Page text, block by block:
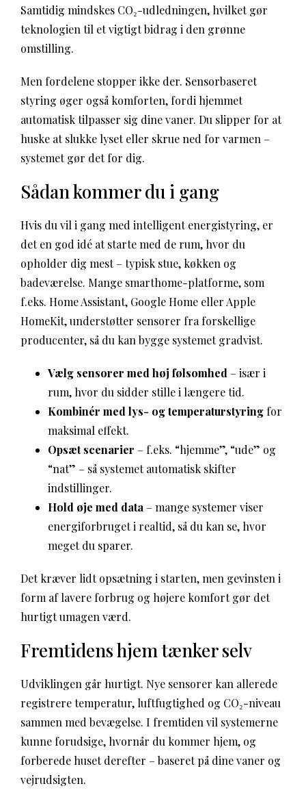
Samtidig mindskes CO₂-udledningen, hvilket gør
teknologien til et vigtigt bidrag i den grønne
omstilling.
Men fordelene stopper ikke der. Sensorbaseret
styring øger også komforten, fordi hjemmet
automatisk tilpasser sig dine vaner. Du slipper for at
huske at slukke lyset eller skrue ned for varmen –
systemet gør det for dig.
Sådan kommer du i gang
Hvis du vil i gang med intelligent energistyring, er
det en god idé at starte med de rum, hvor du
opholder dig mest – typisk stue, køkken og
badeværelse. Mange smarthome-platforme, som
f.eks. Home Assistant, Google Home eller Apple
HomeKit, understøtter sensorer fra forskellige
producenter, så du kan bygge systemet gradvist.
Vælg sensorer med høj følsomhed – især i
rum, hvor du sidder stille i længere tid.
Kombinér med lys- og temperaturstyring for
maksimal effekt.
Opsæt scenarier – f.eks. “hjemme”, “ude” og
“nat” – så systemet automatisk skifter
indstillinger.
Hold øje med data – mange systemer viser
energiforbruget i realtid, så du kan se, hvor
meget du sparer.
Det kræver lidt opsætning i starten, men gevinsten i
form af lavere forbrug og højere komfort gør det
hurtigt umagen værd.
Fremtidens hjem tænker selv
Udviklingen går hurtigt. Nye sensorer kan allerede
registrere temperatur, luftfugtighed og CO₂-niveau
sammen med bevægelse. I fremtiden vil systemerne
kunne forudsige, hvornår du kommer hjem, og
forberede huset derefter – baseret på dine vaner og
vejrudsigten.